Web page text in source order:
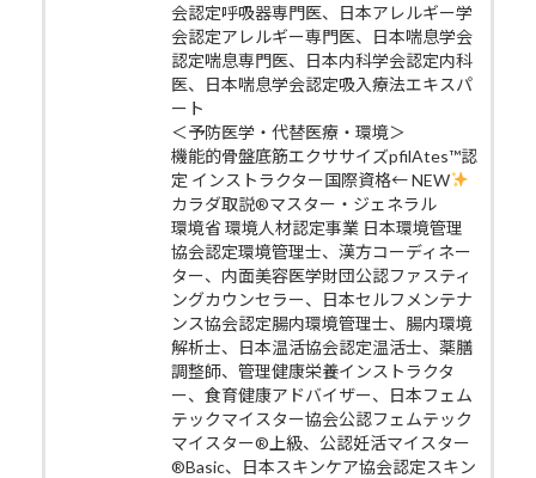
会認定呼吸器専門医、日本アレルギー学
会認定アレルギー専門医、日本喘息学会
認定喘息専門医、日本内科学会認定内科
医、日本喘息学会認定吸入療法エキスパ
ート
＜予防医学・代替医療・環境＞
機能的骨盤底筋エクササイズpfilAtes™認
定 インストラクター国際資格← NEW
カラダ取説®マスター・ジェネラル
環境省 環境人材認定事業 日本環境管理
協会認定環境管理士、漢方コーディネー
ター、内面美容医学財団公認ファスティ
ングカウンセラー、日本セルフメンテナ
ンス協会認定腸内環境管理士、腸内環境
解析士、日本温活協会認定温活士、薬膳
調整師、管理健康栄養インストラクタ
ー、食育健康アドバイザー、日本フェム
テックマイスター協会公認フェムテック
マイスター®上級、公認妊活マイスター
®Basic、日本スキンケア協会認定スキン